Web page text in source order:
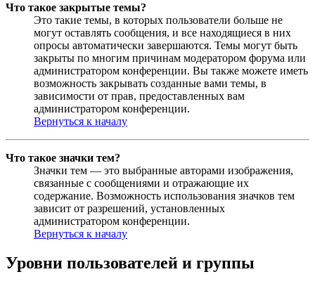
Что такое закрытые темы?
Это такие темы, в которых пользователи больше не
могут оставлять сообщения, и все находящиеся в них
опросы автоматически завершаются. Темы могут быть
закрыты по многим причинам модератором форума или
администратором конференции. Вы также можете иметь
возможность закрывать созданные вами темы, в
зависимости от прав, предоставленных вам
администратором конференции.
Вернуться к началу
Что такое значки тем?
Значки тем — это выбранные авторами изображения,
связанные с сообщениями и отражающие их
содержание. Возможность использования значков тем
зависит от разрешений, установленных
администратором конференции.
Вернуться к началу
Уровни пользователей и группы